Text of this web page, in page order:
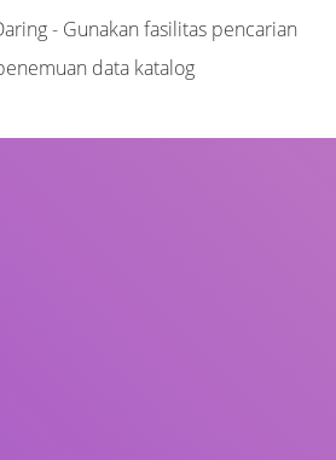
- Gunakan fasilitas pencarian
data katalog